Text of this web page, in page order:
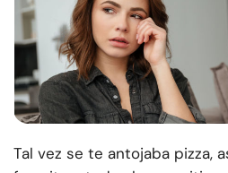
Tal vez se te antojaba pizza,